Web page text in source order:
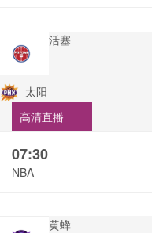
活塞
太阳
高清直播
07:30
NBA
黄蜂